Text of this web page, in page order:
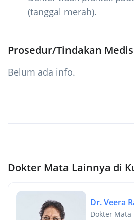
(tanggal merah).
Prosedur/Tindakan Medis
Belum ada info.
Dokter Mata Lainnya di
Dr. Veera
Dokter Mata